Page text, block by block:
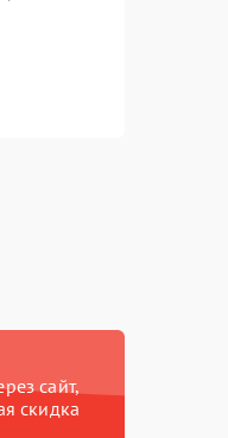
сайт,
скидка